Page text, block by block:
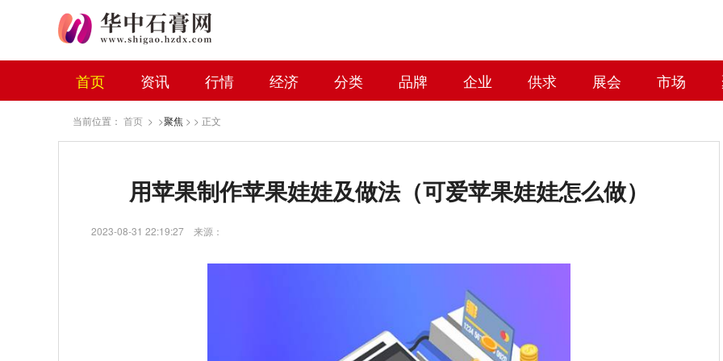
首页 资讯 行情 经济 分类 品牌 企业 供求 展会 市场
当前位置： 首页 > >聚焦 > > 正文
用苹果制作苹果娃娃及做法（可爱苹果娃娃怎么做）
2023-08-31 22:19:27 来源：